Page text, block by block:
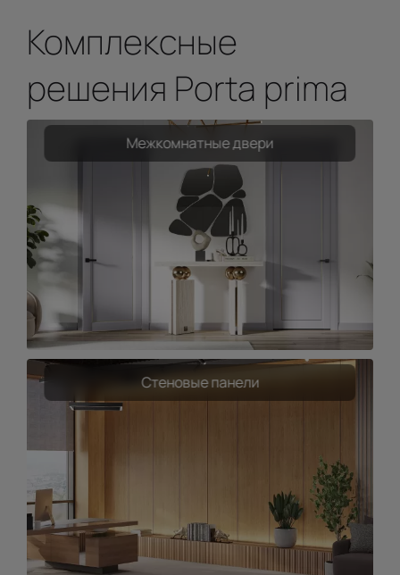
Комплексные
решения Porta prima
Межкомнатные двери
Стеновые панели